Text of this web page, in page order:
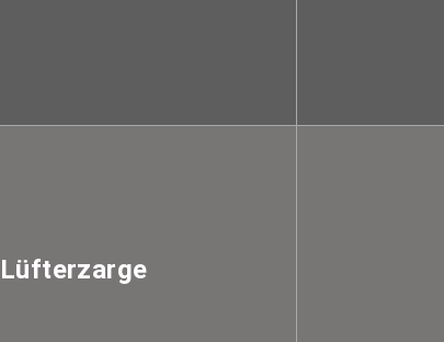
Lüfterzarge